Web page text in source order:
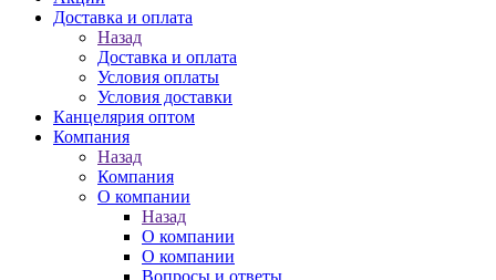
Доставка и оплата
Назад
Доставка и оплата
Условия оплаты
Условия доставки
Канцелярия оптом
Компания
Назад
Компания
О компании
Назад
О компании
О компании
Вопросы и ответы